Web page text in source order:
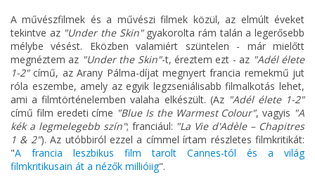
A művészfilmek és a művészi filmek közül, az elmúlt éveket
tekintve az "Under the Skin"gyakorolta rám talán a legerősebb
mélybe vésést. Eközben valamiért szüntelen - már mielőtt
megnéztem az "Under the Skin"-t, éreztem ezt - az "Adél élete
1-2"című, az Arany Pálma-díjat megnyert francia remekmű jut
róla eszembe, amely az egyik legzseniálisabb filmalkotás lehet,
ami a filmtörténelemben valaha elkészült. (Az "Adél élete 1-2"
című film eredeti címe "Blue Is the Warmest Colour", vagyis "A
kék a legmelegebb szín"; franciául: "La Vie d'Adèle – Chapitres
1 & 2"). Az utóbbiról ezzel a címmel írtam részletes filmkritikát:
"A francia leszbikus film tarolt Cannes-tól és a világ
filmkritikusain át a nézők millióiig".